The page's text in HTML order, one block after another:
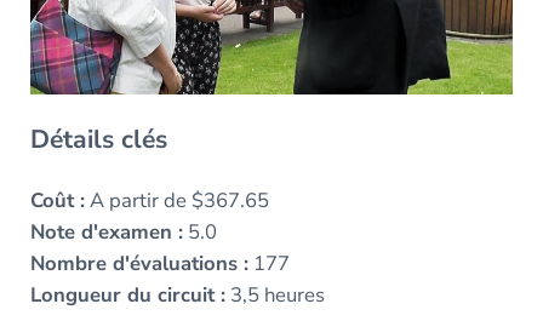
Détails clés
Coût :A partir de $367.65
Note d'examen :5.0
Nombre d'évaluations :177
Longueur du circuit :3,5 heures